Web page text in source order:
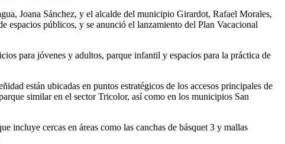
Joana Sánchez, y el alcalde del municipio Girardot, Rafael Morales,
espacios públicos, y se anunció el lanzamiento del Plan Vacacional
para jóvenes y adultos, parque infantil y espacios para la práctica de
están ubicadas en puntos estratégicos de los accesos principales de
similar en el sector Tricolor, así como en los municipios San
incluye cercas en áreas como las canchas de básquet 3 y mallas